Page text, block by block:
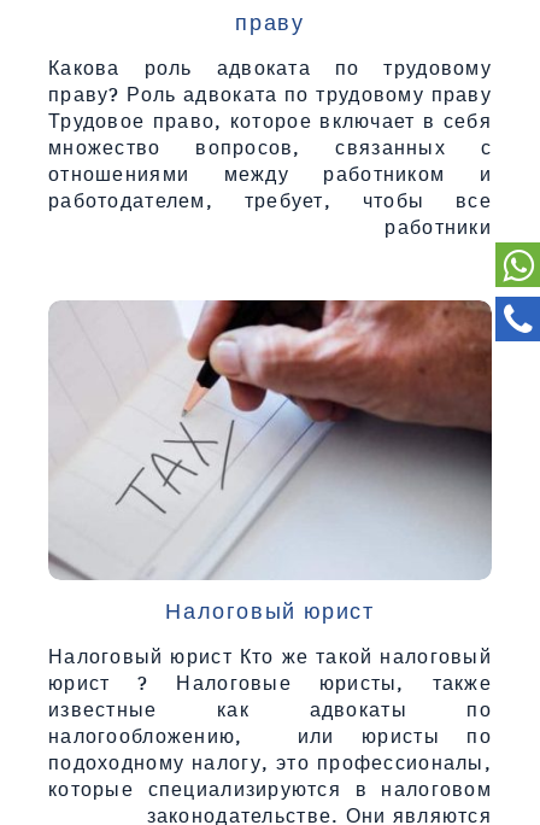
праву
Какова роль адвоката по трудовому
праву? Роль адвоката по трудовому праву
Трудовое право, которое включает в себя
множество вопросов, связанных с
отношениями между работником и
работодателем, требует, чтобы все
работники
Налоговый юрист
Налоговый юрист Кто же такой налоговый
юрист ? Налоговые юристы, также
известные как адвокаты по
налогообложению, или юристы по
подоходному налогу, это профессионалы,
которые специализируются в налоговом
законодательстве. Они являются